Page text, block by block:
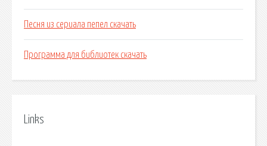
Песня из сериала пепел скачать
Программа для библиотек скачать
Links